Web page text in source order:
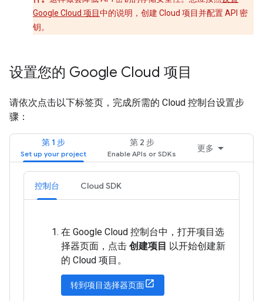
Google Cloud 项目中的说明，创建 Cloud 项目并配置 API 密
钥。
设置您的 Google Cloud 项目
请依次点击以下标签页，完成所需的 Cloud 控制台设置步
骤：
第 1 步 第 2 步
更多
控制台 Cloud SDK
在 Google Cloud 控制台中，打开项目选
择器页面，点击 创建项目 以开始创建新
的 Cloud 项目。
转到项目选择器页面